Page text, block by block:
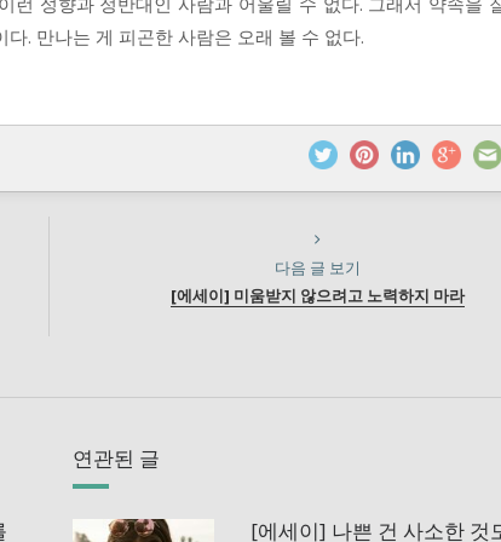
. 만나는 게 피곤한 사람은 오래 볼 수 없다.
다음 글 보기
[에세이] 미움받지 않으려고 노력하지 마라
연관된 글
[에세이] 나쁜 건 사소한 것